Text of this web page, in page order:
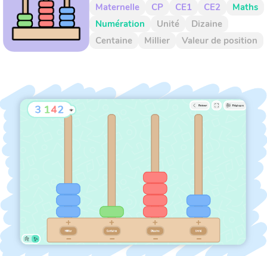
Maternelle CP CE1 CE2
Maths
Numération
Unité
Dizaine
Centaine
Millier Valeur de position